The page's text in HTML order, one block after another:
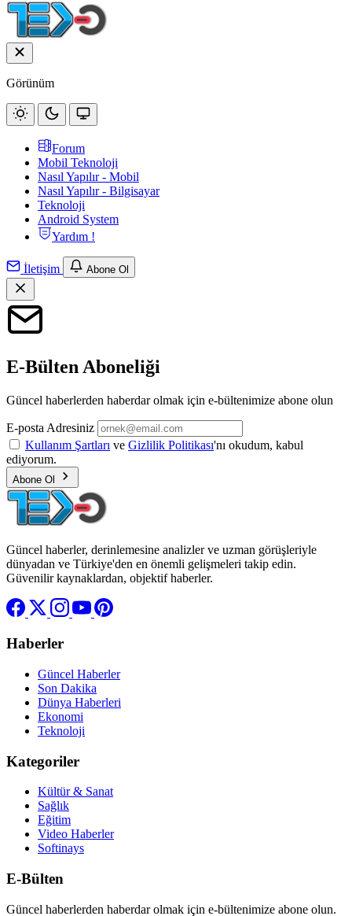
Görünüm
Forum
Mobil Teknoloji
Nasıl Yapılır - Mobil
Nasıl Yapılır - Bilgisayar
Teknoloji
Android System
Yardım !
İletişim Abone Ol
E-Bülten Aboneliği
Güncel haberlerden haberdar olmak için e-bültenimize abone olun
E-posta Adresiniz
Kullanım Şartları ve Gizlilik Politikası'nı okudum, kabul
ediyorum.
Abone Ol
Güncel haberler, derinlemesine analizler ve uzman görüşleriyle
dünyadan ve Türkiye'den en önemli gelişmeleri takip edin.
Güvenilir kaynaklardan, objektif haberler.
Haberler
Güncel Haberler
Son Dakika
Dünya Haberleri
Ekonomi
Teknoloji
Kategoriler
Kültür & Sanat
Sağlık
Eğitim
Video Haberler
Softinays
E-Bülten
Güncel haberlerden haberdar olmak için e-bültenimize abone olun.